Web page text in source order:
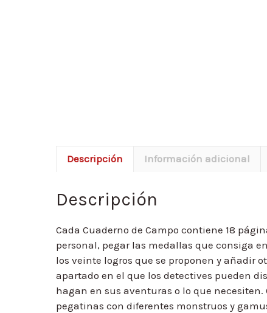
Descripción Información adicional
Descripción
Cada Cuaderno de Campo contiene 18
personal, pegar las medallas que consiga
los veinte logros que se proponen y añadir
apartado en el que los detectives pueden
hagan en sus aventuras o lo que
pegatinas con diferentes monstruos y